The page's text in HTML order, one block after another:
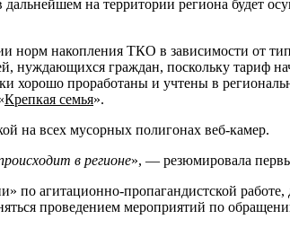
на территории региона будет
норм накопления ТКО в зависимости от
граждан, поскольку тариф
хорошо проработаны и учтены в
Крепкая семья».
на всех мусорных полигонах веб-камер.
в регионе», — резюмировала
по агитационно-пропагандистской
проведением мероприятий по